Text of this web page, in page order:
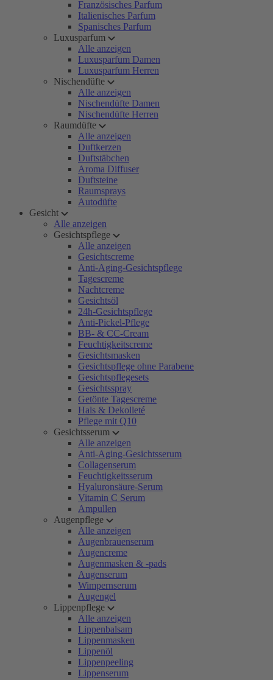
Französisches Parfum
Italienisches Parfum
Spanisches Parfum
Luxusparfum
Alle anzeigen
Luxusparfum Damen
Luxusparfum Herren
Nischendüfte
Alle anzeigen
Nischendüfte Damen
Nischendüfte Herren
Raumdüfte
Alle anzeigen
Duftkerzen
Duftstäbchen
Aroma Diffuser
Duftsteine
Raumsprays
Autodüfte
Gesicht
Alle anzeigen
Gesichtspflege
Alle anzeigen
Gesichtscreme
Anti-Aging-Gesichtspflege
Tagescreme
Nachtcreme
Gesichtsöl
24h-Gesichtspflege
Anti-Pickel-Pflege
BB- & CC-Cream
Feuchtigkeitscreme
Gesichtsmasken
Gesichtspflege ohne Parabene
Gesichtspflegesets
Gesichtsspray
Getönte Tagescreme
Hals & Dekolleté
Pflege mit Q10
Gesichtsserum
Alle anzeigen
Anti-Aging-Gesichtsserum
Collagenserum
Feuchtigkeitsserum
Hyaluronsäure-Serum
Vitamin C Serum
Ampullen
Augenpflege
Alle anzeigen
Augenbrauenserum
Augencreme
Augenmasken & -pads
Augenserum
Wimpernserum
Augengel
Lippenpflege
Alle anzeigen
Lippenbalsam
Lippenmasken
Lippenöl
Lippenpeeling
Lippenserum